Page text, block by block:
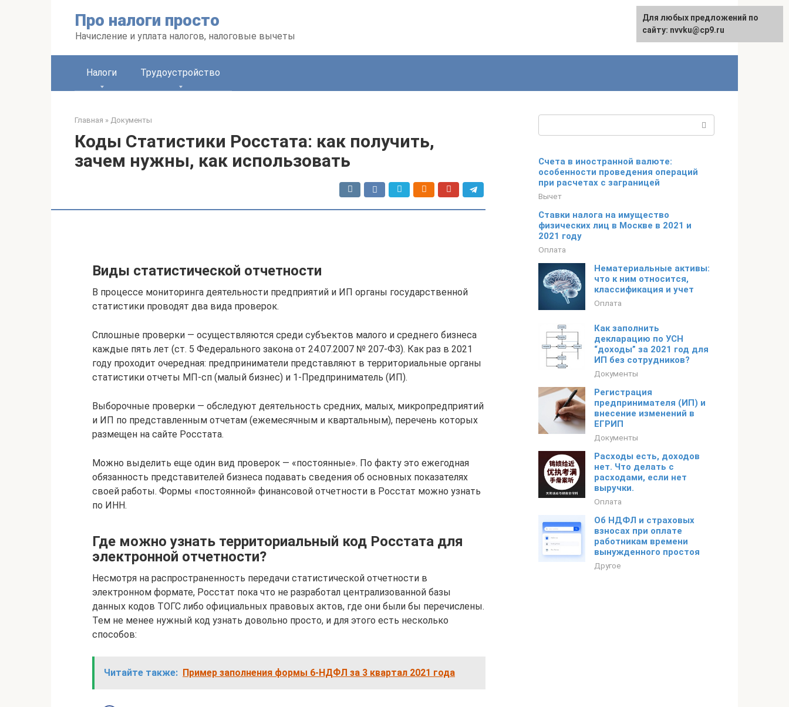
Про налоги просто
Начисление и уплата налогов, налоговые вычеты
English
Налоги Трудоустройство
Главная » Документы
Коды Статистики Росстата: как получить,
зачем нужны, как использовать
Виды статистической отчетности
В процессе мониторинга деятельности предприятий и ИП органы государственной
статистики проводят два вида проверок.
Сплошные проверки — осуществляются среди субъектов малого и среднего бизнеса
каждые пять лет (ст. 5 Федерального закона от 24.07.2007 № 207-ФЗ). Как раз в 2021
году проходит очередная: предприниматели представляют в территориальные органы
статистики отчеты МП-сп (малый бизнес) и 1-Предприниматель (ИП).
Выборочные проверки — обследуют деятельность средних, малых, микропредприятий
и ИП по представленным отчетам (ежемесячным и квартальным), перечень которых
размещен на сайте Росстата.
Можно выделить еще один вид проверок — «постоянные». По факту это ежегодная
обязанность представителей бизнеса подавать сведения об основных показателях
своей работы. Формы «постоянной» финансовой отчетности в Росстат можно узнать
по ИНН.
Где можно узнать территориальный код Росстата для
электронной отчетности?
Несмотря на распространенность передачи статистической отчетности в
электронном формате, Росстат пока что не разработал централизованной базы
данных кодов ТОГС либо официальных правовых актов, где они были бы перечислены.
Тем не менее нужный код узнать довольно просто, и для этого есть несколько
способов:
Читайте также: Пример заполнения формы 6-НДФЛ за 3 квартал 2021 года
Счета в иностранной валюте:
особенности проведения операций
при расчетах с заграницей
Вычет
Ставки налога на имущество
физических лиц в Москве в 2021 и
2021 году
Оплата
Нематериальные активы:
что к ним относится,
классификация и учет
Оплата
Как заполнить
декларацию по УСН
“доходы” за 2021 год для
ИП без сотрудников?
Документы
Регистрация
предпринимателя (ИП) и
внесение изменений в
ЕГРИП
Документы
Расходы есть, доходов
нет. Что делать с
расходами, если нет
выручки.
Оплата
Об НДФЛ и страховых
взносах при оплате
работникам времени
вынужденного простоя
Другое
Для любых предложений по
сайту: nvvku@cp9.ru